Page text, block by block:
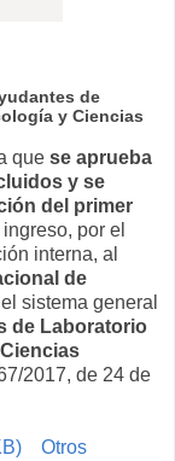
de
y Ciencias
que se aprueba
y se
del primer
por el
interna, al
de
sistema general
de Laboratorio
2017, de 24 de
Otros